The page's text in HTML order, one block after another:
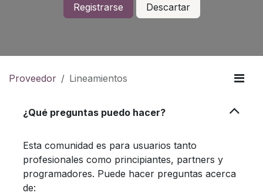
Registrarse Descartar
Proveedor Lineamientos
¿Qué preguntas puedo hacer?
Esta comunidad es para usuarios tanto
profesionales como principiantes, partners y
programadores. Puede hacer preguntas acerca
de: